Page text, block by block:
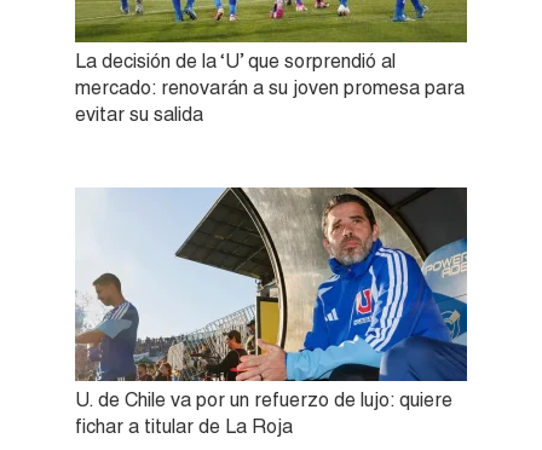
La decisión de la ‘U’ que sorprendió al
mercado: renovarán a su joven promesa para
evitar su salida
U. de Chile va por un refuerzo de lujo: quiere
fichar a titular de La Roja